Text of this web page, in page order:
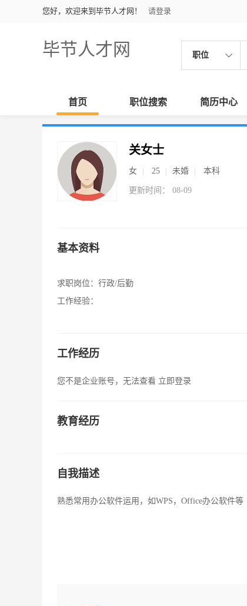
您好，欢迎来到毕节人才网！ 请登录
毕节人才网 职位
首页 职位搜索 简历中心
关女士
女 25 未婚 本科
更新时间： 08-09
基本资料
求职岗位： 行政/后勤
工作经验：
工作经历
您不是企业账号，无法查看 立即登录
教育经历
自我描述
熟悉常用办公软件运用，如WPS，Office办公软件等